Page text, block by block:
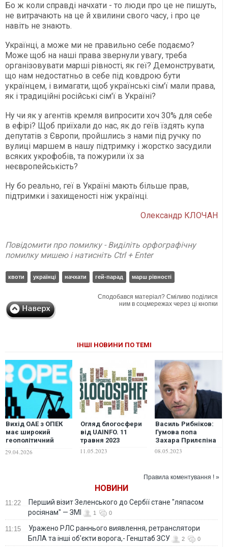
Бо ж коли справді начхати - то люди про це не пишуть,
не витрачають на це й хвилини свого часу, і про це
навіть не знають.
Українці, а може ми не правильно себе подаємо?
Може щоб на наші права звернули увагу, треба
організовувати марші рівності, як геї? Демонструвати,
що нам недостатньо в себе під ковдрою бути
українцем, і вимагати, щоб українські сім'ї мали права,
як і традиційні російські сім'ї в Україні?
Ну чи як у агентів кремля випросити хоч 30% для себе
в ефірі? Щоб приїхали до нас, як до геїв їздять купа
депутатів з Європи, пройшлись з нами під ручку по
вулиці маршем в нашу підтримку і жорстко засудили
всяких укрофобів, та пожурили їх за
неєвропейськість?
Ну бо реально, геї в Україні мають більше прав,
підтримки і захищеності ніж українці.
Олександр КЛОЧАН
Повідомити про помилку - Виділіть орфографічну
помилку мишею і натисніть Ctrl + Enter
квоти українці начхати гей-парад марш рівності
Сподобався матеріал? Сміливо поділися
ним в соцмережах через ці кнопки
ІНШІ НОВИНИ ПО ТЕМІ
Вихід ОАЕ з ОПЕК
має широкий
геополітичний
виходить за межі
29.04.2026
Огляд блогосфери
від UAINFO. 11
травня 2023
11.05.2023
Василь Рибніков:
Гумова попа
Захара Прилєпіна
08.05.2023
Правила коментування ! »
НОВИНИ
11:22
Перший візит Зеленського до Сербії стане "ляпасом
росіянам" — ЗМІ
1 0
11:15
Уражено РЛС раннього виявлення, ретранслятори
БпЛА та інші об'єкти ворога,- Генштаб ЗСУ
2 0